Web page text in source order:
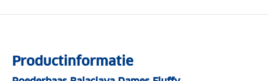
Productinformatie